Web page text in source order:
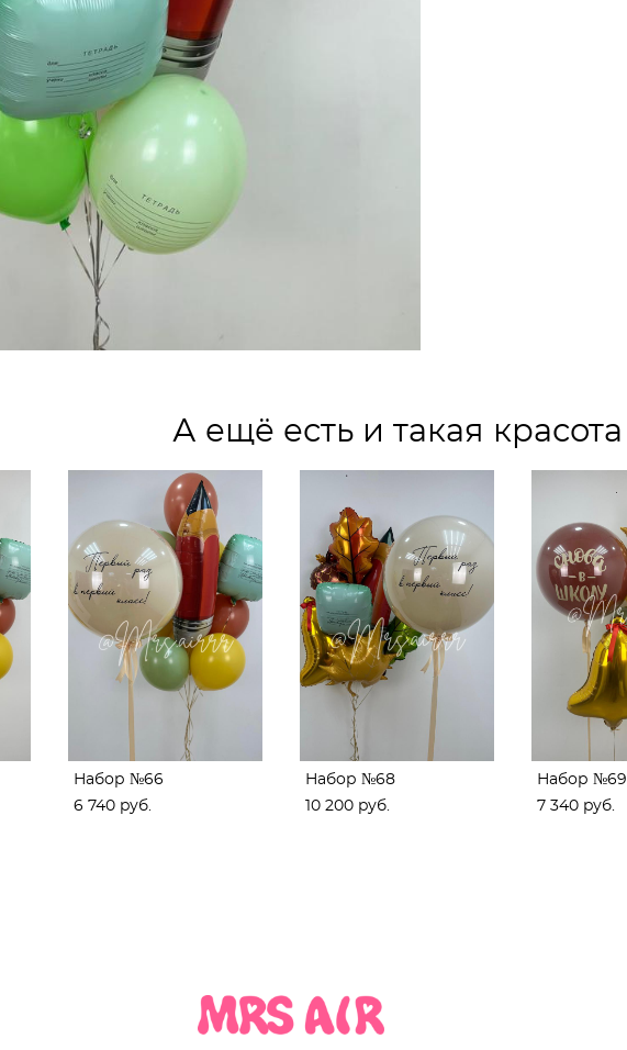
А ещё есть и такая красота
Набор №66
6 740 pуб.
Набор №68
10 200 pуб.
Набор №69
7 340 pуб.